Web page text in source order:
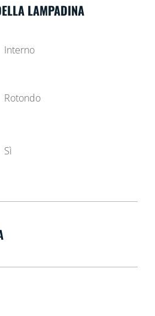
LAMPADINA
Interno
Rotondo
Sì